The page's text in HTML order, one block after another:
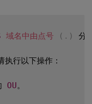
域名中由点号 ( . ) 分
执行以下操作：
OU。